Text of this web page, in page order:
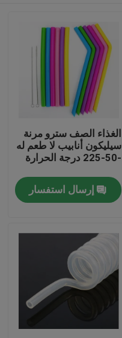
الغذاء الصف سترو مرنة
سيليكون أنابيب لا طعم له
-50-225 درجة الحرارة
إرسال استفسار